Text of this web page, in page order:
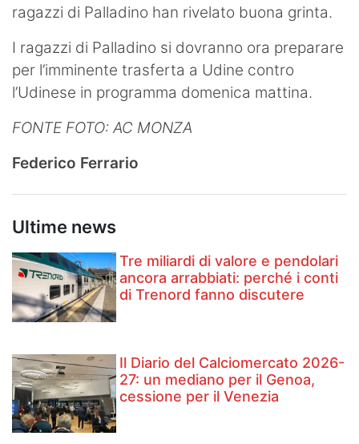
ragazzi di Palladino han rivelato buona grinta.
I ragazzi di Palladino si dovranno ora preparare
per l’imminente trasferta a Udine contro
l’Udinese in programma domenica mattina.
FONTE FOTO: AC MONZA
Federico Ferrario
Ultime news
Tre miliardi di valore e pendolari
ancora arrabbiati: perché i conti
di Trenord fanno discutere
Il Diario del Calciomercato 2026-
27: un mediano per il Genoa,
cessione per il Venezia